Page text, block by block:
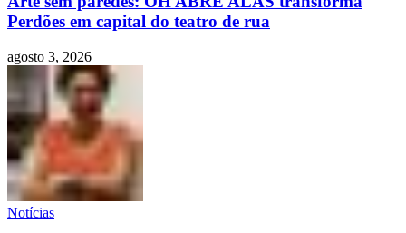
Perdões em capital do teatro de rua
agosto 3, 2026
Notícias